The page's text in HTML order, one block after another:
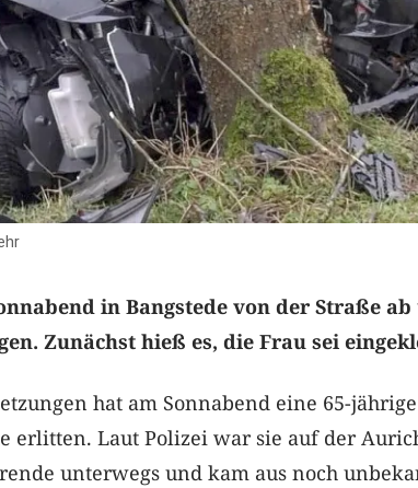
in Bangstede von der Straße ab
Zunächst hieß es, die Frau sei
hat am Sonnabend eine 65-jährige
erlitten. Laut Polizei war sie auf der
unterwegs und kam aus noch